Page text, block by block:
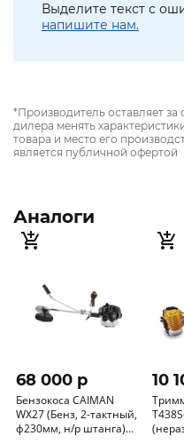
Выделите текст с
напишите нам.
*Производитель оставляет
дилера менять
товара и место его
является публичной офертой
Аналоги
68 000 p
Бензокоса CAIMAN
WX27 (Бенз, 2-тактный,
ф230мм, н/р штанга)
10